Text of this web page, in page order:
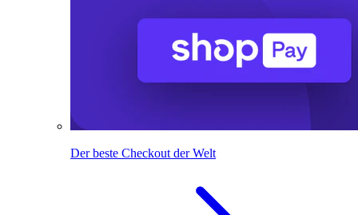
Der beste Checkout der Welt